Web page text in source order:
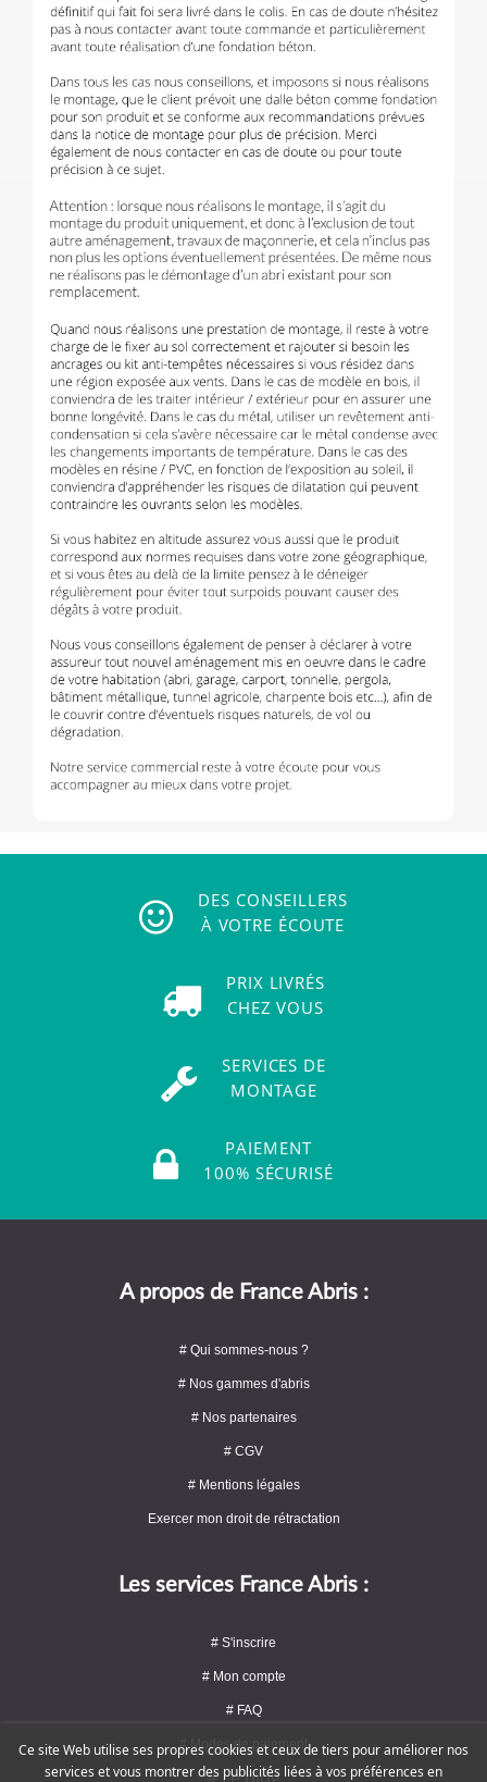
DES CONSEILLERS
À VOTRE ÉCOUTE
PRIX LIVRÉS
CHEZ VOUS
SERVICES DE
MONTAGE
PAIEMENT
100% SÉCURISÉ
A propos de France Abris :
# Qui sommes-nous ?
# Nos gammes d'abris
# Nos partenaires
# CGV
# Mentions légales
Exercer mon droit de rétractation
Les services France Abris :
# S'inscrire
# Mon compte
# FAQ
# Modes de paiement
Ce site Web utilise ses propres cookies et ceux de tiers pour améliorer nos
services et vous montrer des publicités liées à vos préférences en